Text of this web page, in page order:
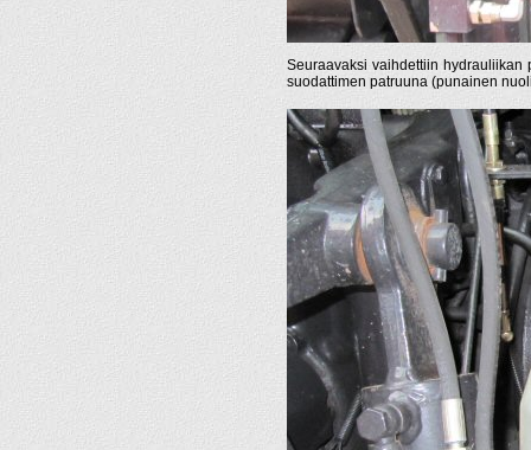
Seuraavaksi vaihdettiin hydrauliikan
suodattimen patruuna (punainen